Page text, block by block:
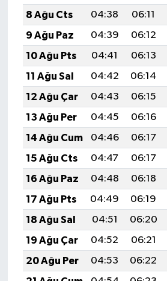
8 Ağu Cts
04:38 06:11
9 Ağu Paz
04:39 06:12
10 Ağu Pts
04:41 06:13
11 Ağu Sal
04:42 06:14
12 Ağu Çar
04:43 06:15
13 Ağu Per
04:45 06:16
14 Ağu Cum
04:46 06:17
15 Ağu Cts
04:47 06:17
16 Ağu Paz
04:48 06:18
17 Ağu Pts
04:49 06:19
18 Ağu Sal
04:51 06:20
19 Ağu Çar
04:52 06:21
20 Ağu Per
04:53 06:22